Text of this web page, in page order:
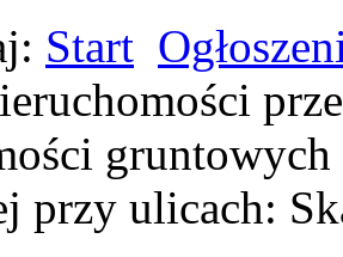
Start
przy ulicach: